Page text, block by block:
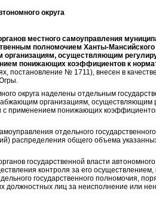
округа
местного самоуправления
полномочием Ханты-Мансийского
осуществляющим
понижающих коэффициентов к
постановление № 1711), внесен в
округа наделены отдельным
организациям, осуществляющим
с применением понижающих
отдельного
распределения общего объема
государственной власти автономного
контроля за его осуществлением,
государственного полномочия,
должностных лиц за неисполнение или